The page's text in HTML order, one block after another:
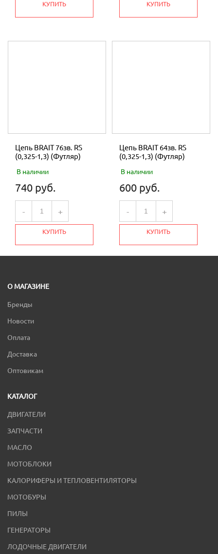
КУПИТЬ КУПИТЬ
Цепь BRAIT 76зв. RS
(0,325-1,3) (Футляр)
В наличии
740 руб.
- +
КУПИТЬ
Цепь BRAIT 64зв. RS
(0,325-1,3) (Футляр)
В наличии
600 руб.
- +
КУПИТЬ
О МАГАЗИНЕ
Бренды
Новости
Оплата
Доставка
Оптовикам
КАТАЛОГ
ДВИГАТЕЛИ
ЗАПЧАСТИ
МАСЛО
МОТОБЛОКИ
КАЛОРИФЕРЫ И ТЕПЛОВЕНТИЛЯТОРЫ
МОТОБУРЫ
ПИЛЫ
ГЕНЕРАТОРЫ
ЛОДОЧНЫЕ ДВИГАТЕЛИ